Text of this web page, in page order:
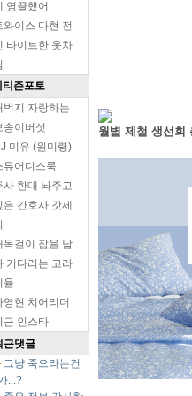
영끌했어
와이스 다현 전
타이트한 옷차
티즌포토
벅지 자랑하는
송이버섯
미유 (원미령)
튜어디스룩
사 한대 놔주고
은 간호사 갓세
목걸이 잡을 남
기다리는 고라
율
영현 치어리더
근 인스타
근댓글
그냥 죽으라는건
...?
월별 제철 생선회